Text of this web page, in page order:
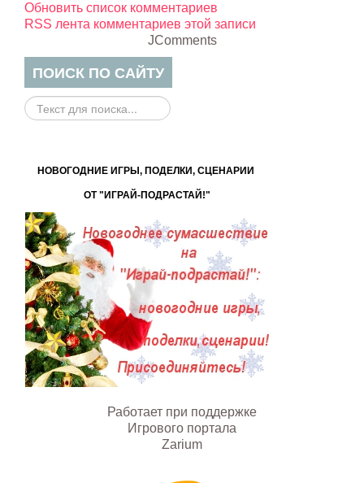
Обновить список комментариев
RSS лента комментариев этой записи
JComments
ПОИСК ПО САЙТУ
НОВОГОДНИЕ ИГРЫ, ПОДЕЛКИ, СЦЕНАРИИ
ОТ "ИГРАЙ-ПОДРАСТАЙ!"
Работает при поддержке
Игрового портала
Zarium